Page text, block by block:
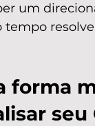
um
forma
seu